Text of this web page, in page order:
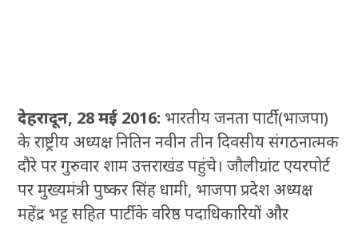
देहरादून, 28 मई 2016: भारतीय जनता पार्टी (भाजपा)
के राष्ट्रीय अध्यक्ष नितिन नवीन तीन दिवसीय संगठनात्मक
दौरे पर गुरुवार शाम उत्तराखंड पहुंचे। जौलीग्रांट एयरपोर्ट
पर मुख्यमंत्री पुष्कर सिंह धामी, भाजपा प्रदेश अध्यक्ष
महेंद्र भट्ट सहित पार्टी के वरिष्ठ पदाधिकारियों और